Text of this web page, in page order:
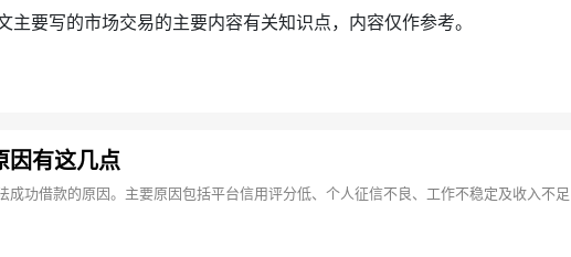
要写的市场交易的主要内容有关知识点，内容仅作参考。
因有这几点
功借款的原因。主要原因包括平台信用评分低、个人征信不良、工作不稳定及收入不足